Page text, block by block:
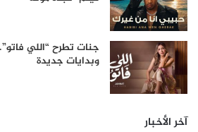
جنات تطرح “اللي
وبدايات جديدة
آخر الأخبار